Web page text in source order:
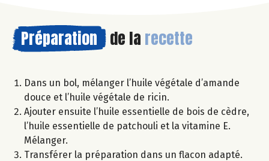
Préparation de la recette
Dans un bol, mélanger l’huile végétale d’amande
douce et l’huile végétale de ricin.
Ajouter ensuite l’huile essentielle de bois de cèdre,
l’huile essentielle de patchouli et la vitamine E.
Mélanger.
Transférer la préparation dans un flacon adapté.